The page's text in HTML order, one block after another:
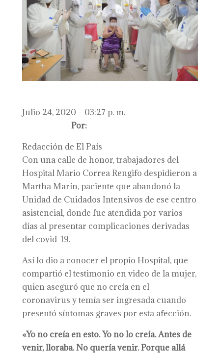
Julio 24, 2020 – 03:27 p. m.
Por:
Redacción de El País
Con una calle de honor, trabajadores del
Hospital Mario Correa Rengifo despidieron a
Martha Marín, paciente que abandonó la
Unidad de Cuidados Intensivos de ese centro
asistencial, donde fue atendida por varios
días al presentar complicaciones derivadas
del covid-19.
Así lo dio a conocer el propio Hospital, que
compartió el testimonio en video de la mujer,
quien aseguró que no creía en el
coronavirus y temía ser ingresada cuando
presentó síntomas graves por esta afección.
«Yo no creía en esto. Yo no lo creía. Antes de
venir, lloraba. No quería venir. Porque allá